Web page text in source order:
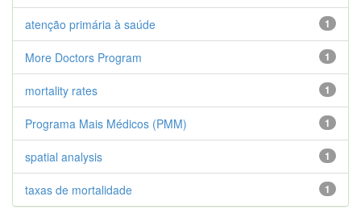
1
atenção primária à saúde
1
More Doctors Program
1
mortality rates
1
Programa Mais Médicos (PMM)
1
spatial analysis
1
taxas de mortalidade